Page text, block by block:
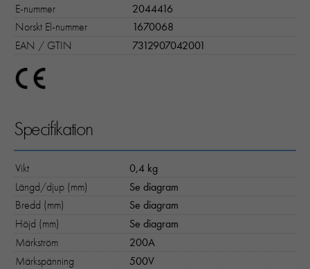
E-nummer
2044416
Norskt El-nummer
1670068
EAN / GTIN
7312907042001
Specifikation
Vikt
0,4 kg
Längd/djup (mm)
Se diagram
Bredd (mm)
Se diagram
Höjd (mm)
Se diagram
Märkström
200A
Märkspänning
500V